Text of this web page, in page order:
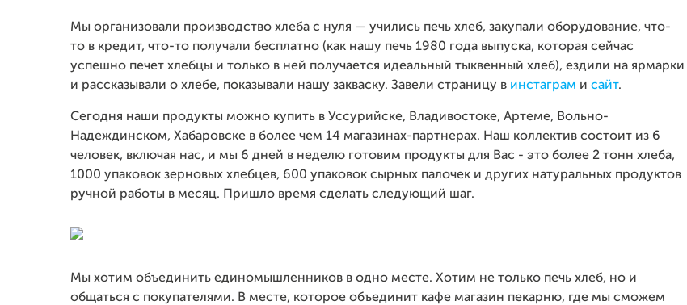
Мы организовали производство хлеба с нуля — учились печь хлеб, закупали оборудование, что-
то в кредит, что-то получали бесплатно (как нашу печь 1980 года выпуска, которая сейчас
успешно печет хлебцы и только в ней получается идеальный тыквенный хлеб), ездили на ярмарки
и рассказывали о хлебе, показывали нашу закваску. Завели страницу в инстаграм и сайт.
Сегодня наши продукты можно купить в Уссурийске, Владивостоке, Артеме, Вольно-
Надеждинском, Хабаровске в более чем 14 магазинах-партнерах. Наш коллектив состоит из 6
человек, включая нас, и мы 6 дней в неделю готовим продукты для Вас - это более 2 тонн хлеба,
1000 упаковок зерновых хлебцев, 600 упаковок сырных палочек и других натуральных продуктов
ручной работы в месяц. Пришло время сделать следующий шаг.
Мы хотим объединить единомышленников в одно месте. Хотим не только печь хлеб, но и
общаться с покупателями. В месте, которое объединит кафе магазин пекарню, где мы сможем